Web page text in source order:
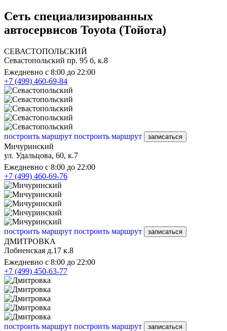
Сеть специализированных
автосервисов Toyota (Тойота)
СЕВАСТОПОЛЬСКИЙ
Севастопольский пр. 95 б, к.8
Ежедневно с 8:00 до 22:00
+7 (499) 460-69-84
построить маршрут построить маршрут записаться
Мичуринский
ул. Удальцова, 60, к.7
Ежедневно с 8:00 до 22:00
+7 (499) 460-69-76
построить маршрут построить маршрут записаться
ДМИТРОВКА
Лобненская д.17 к.8
Ежедневно с 8:00 до 22:00
+7 (499) 450-63-77
построить маршрут построить маршрут записаться